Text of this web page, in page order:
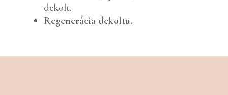
dekolt.
Regenerácia dekoltu.